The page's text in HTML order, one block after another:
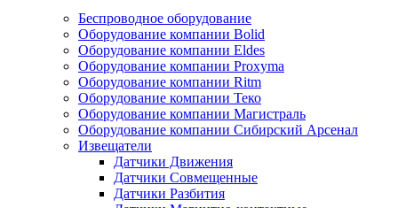
Беспроводное оборудование
Оборудование компании Bolid
Оборудование компании Eldes
Оборудование компании Proxyma
Оборудование компании Ritm
Оборудование компании Теко
Оборудование компании Магистраль
Оборудование компании Сибирский Арсенал
Извещатели
Датчики Движения
Датчики Совмещенные
Датчики Разбития